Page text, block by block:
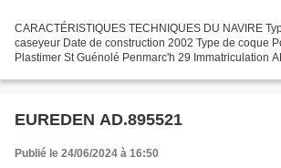
CARACTÉRISTIQUES TECHNIQUES DU NAVIRE
caseyeur Date de construction 2002 Type de coque
Plastimer St Guénolé Penmarc'h 29 Immatriculation
EUREDEN AD.895521
Publié le 24/06/2024 à 16:50